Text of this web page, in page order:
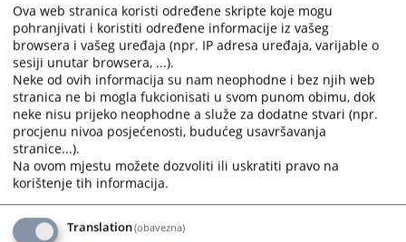
Ova web stranica koristi određene skripte koje mogu
pohranjivati i koristiti određene informacije iz vašeg
browsera i vašeg uređaja (npr. IP adresa uređaja, varijable o
sesiji unutar browsera, ...).
Neke od ovih informacija su nam neophodne i bez njih web
stranica ne bi mogla fukcionisati u svom punom obimu, dok
neke nisu prijeko neophodne a služe za dodatne stvari (npr.
procjenu nivoa posjećenosti, budućeg usavršavanja
stranice...).
Na ovom mjestu možete dozvoliti ili uskratiti pravo na
korištenje tih informacija.
Translation(obavezna)